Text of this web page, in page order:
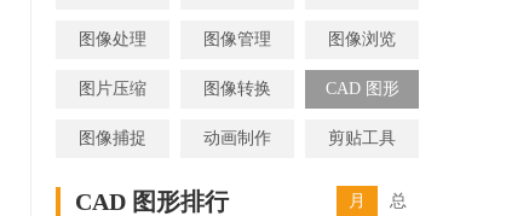
图像处理 图像管理 图像浏览
图片压缩 图像转换 CAD 图形
图像捕捉 动画制作 剪贴工具
CAD 图形排行 月 总